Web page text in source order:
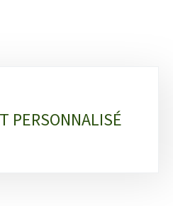
PERSONNALISÉ